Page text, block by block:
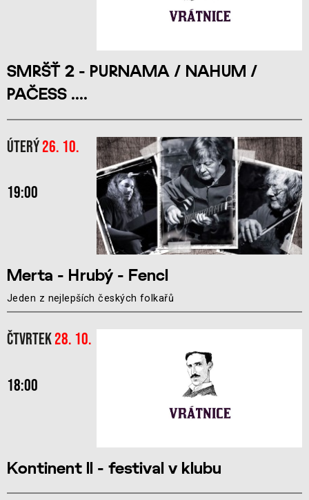
SMRŠŤ 2 - PURNAMA / NAHUM /
PAČESS ....
Úterý26. 10.
19:00
Merta - Hrubý - Fencl
Jeden z nejlepších českých folkařů
Čtvrtek28. 10.
18:00
Kontinent II - festival v klubu